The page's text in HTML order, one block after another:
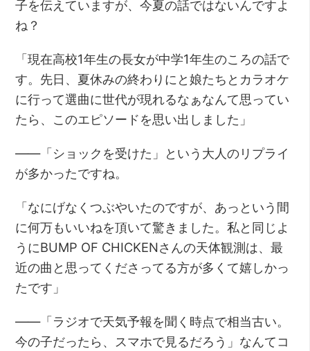
子を伝えていますが、今夏の話ではないんですよ
ね？
「現在高校1年生の長女が中学1年生のころの話で
す。先日、夏休みの終わりにと娘たちとカラオケ
に行って選曲に世代が現れるなぁなんて思ってい
たら、このエピソードを思い出しました」
――「ショックを受けた」という大人のリプライ
が多かったですね。
「なにげなくつぶやいたのですが、あっという間
に何万もいいねを頂いて驚きました。私と同じよ
うにBUMP OF CHICKENさんの天体観測は、最
近の曲と思ってくださってる方が多くて嬉しかっ
たです」
――「ラジオで天気予報を聞く時点で相当古い。
今の子だったら、スマホで見るだろう」なんてコ